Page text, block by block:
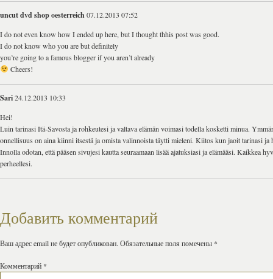
uncut dvd shop oesterreich07.12.2013 07:52
I do not even know how I ended up here, but I thought thhis post was good.
I do not know who you are but definitely
you’re going to a famous blogger if you aren’t already
Cheers!
Sari24.12.2013 10:33
Hei!
Luin tarinasi Itä-Savosta ja rohkeutesi ja valtava elämän voimasi todella kosketti minua.
onnellisuus on aina kiinni itsestä ja omista valinnoista täytti mieleni. Kiitos kun jaoit tarinasi ja
Innolla odotan, että pääsen sivujesi kautta seuraamaan lisää ajatuksiasi ja elämääsi. Kaikkea
perheellesi.
Добавить комментарий
Ваш адрес email не будет опубликован. Обязательные поля помечены *
Комментарий *